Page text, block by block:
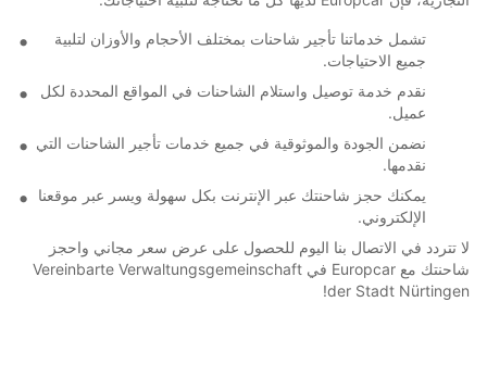
تشمل خدماتنا تأجير شاحنات بمختلف الأحجام والأوزان لتلبية
جميع الاحتياجات.
نقدم خدمة توصيل واستلام الشاحنات في المواقع المحددة لكل
عميل.
نضمن الجودة والموثوقية في جميع خدمات تأجير الشاحنات التي
نقدمها.
يمكنك حجز شاحنتك عبر الإنترنت بكل سهولة ويسر عبر موقعنا
الإلكتروني.
لا تتردد في الاتصال بنا اليوم للحصول على عرض سعر مجاني واحجز
شاحنتك مع Europcar في Vereinbarte Verwaltungsgemeinschaft
der Stadt Nürtingen!